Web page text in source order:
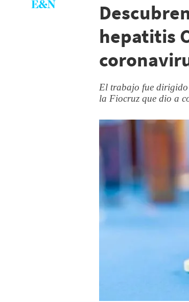
hepatitis
El trabajo fue dirigido
la Fiocruz que dio a